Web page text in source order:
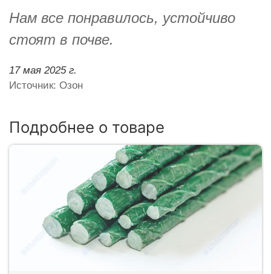
Нам все понравилось, устойчиво
стоят в почве.
17 мая 2025 г.
Источник: Озон
Подробнее о товаре